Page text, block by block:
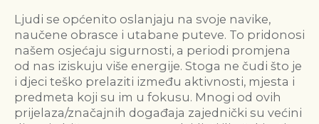
Ljudi se općenito oslanjaju na svoje navike,
naučene obrasce i utabane puteve. To pridonosi
našem osjećaju sigurnosti, a periodi promjena
od nas iziskuju više energije. Stoga ne čudi što je
i djeci teško prelaziti između aktivnosti, mjesta i
predmeta koji su im u fokusu. Mnogi od ovih
prijelaza/značajnih događaja zajednički su većini